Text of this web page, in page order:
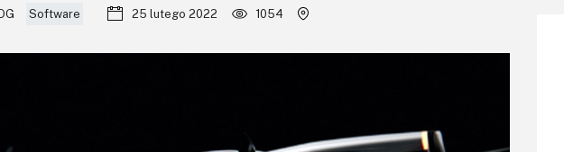
Software 25 lutego 2022 1054